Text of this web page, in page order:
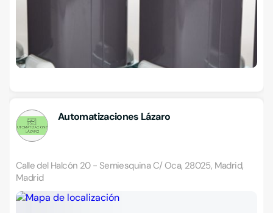
Automatizaciones Lázaro
Calle del Halcón 20 - Semiesquina C/ Oca, 28025, Madrid,
Madrid